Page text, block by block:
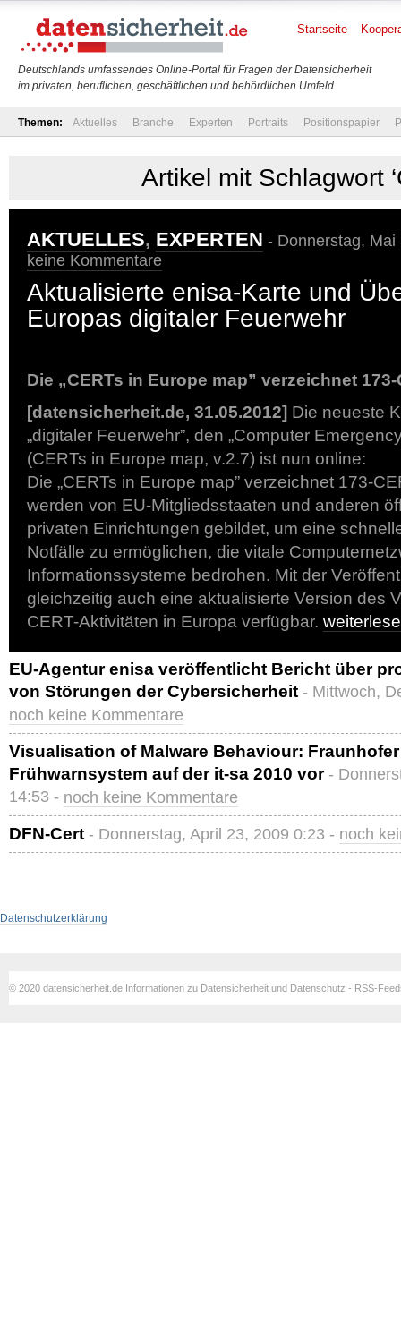
Deutschlands umfassendes Online-Portal für Fragen der Datensicherheit
im privaten, beruflichen, geschäftlichen und behördlichen Umfeld
Startseite
Themen: Aktuelles Branche Experten Portraits Positionspapier
Artikel mit Schlagwort
AKTUELLES, EXPERTEN - Donnerstag,
keine Kommentare
Aktualisierte enisa-Karte und
Europas digitaler Feuerwehr
Die „CERTs in Europe map” verzeichnet 173-
[datensicherheit.de, 31.05.2012] Die neueste
„digitaler Feuerwehr”, den „Computer
(CERTs in Europe map, v.2.7) ist nun online:
Die „CERTs in Europe map” verzeichnet 173-
werden von EU-Mitgliedsstaaten und anderen
privaten Einrichtungen gebildet, um eine
Notfälle zu ermöglichen, die vitale
Informationssysteme bedrohen. Mit der
gleichzeitig auch eine aktualisierte Version des
CERT-Aktivitäten in Europa verfügbar.
EU-Agentur enisa veröffentlicht Bericht über
von Störungen der Cybersicherheit - Mittwoch,
noch keine Kommentare
Visualisation of Malware Behaviour:
Frühwarnsystem auf der it-sa 2010 vor -
14:53 - noch keine Kommentare
DFN-Cert - Donnerstag, April 23, 2009 0:23 - noch
Datenschutzerklärung
© 2020 datensicherheit.de Informationen zu Datensicherheit und Datenschutz - RSS-